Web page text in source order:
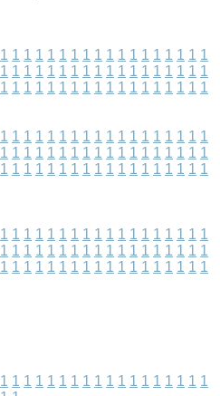
1 1 1 1 1 1 1 1 1 1 1 1 1 1 1 1 1 1
1 1 1 1 1 1 1 1 1 1 1 1 1 1 1 1 1 1
1 1 1 1 1 1 1 1 1 1 1 1 1 1 1 1 1 1
1 1 1 1 1 1 1 1 1 1 1 1 1 1 1 1 1 1
1 1 1 1 1 1 1 1 1 1 1 1 1 1 1 1 1 1
1 1 1 1 1 1 1 1 1 1 1 1 1 1 1 1 1 1
1 1 1 1 1 1 1 1 1 1 1 1 1 1 1 1 1 1
1 1 1 1 1 1 1 1 1 1 1 1 1 1 1 1 1 1
1 1 1 1 1 1 1 1 1 1 1 1 1 1 1 1 1 1
1 1 1 1 1 1 1 1 1 1 1 1 1 1 1 1 1 1